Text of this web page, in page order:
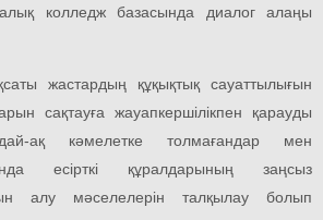
колледж базасында диалог алаңы
жастардың құқықтық сауаттылығын
сақтауға жауапкершілікпен қарауды
ақ кәмелетке толмағандар мен
есірткі құралдарының заңсыз
алу мәселелерін талқылау болып